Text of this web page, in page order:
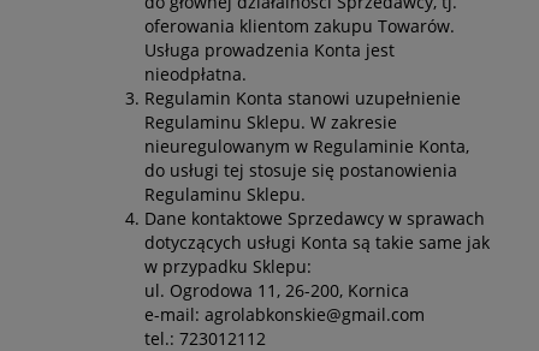
oferowania klientom zakupu Towarów.
Usługa prowadzenia Konta jest
nieodpłatna.
Regulamin Konta stanowi uzupełnienie
Regulaminu Sklepu. W zakresie
nieuregulowanym w Regulaminie Konta,
do usługi tej stosuje się postanowienia
Regulaminu Sklepu.
Dane kontaktowe Sprzedawcy w sprawach
dotyczących usługi Konta są takie same jak
w przypadku Sklepu:
ul. Ogrodowa 11, 26-200, Kornica
e-mail: agrolabkonskie@gmail.com
tel.: 723012112